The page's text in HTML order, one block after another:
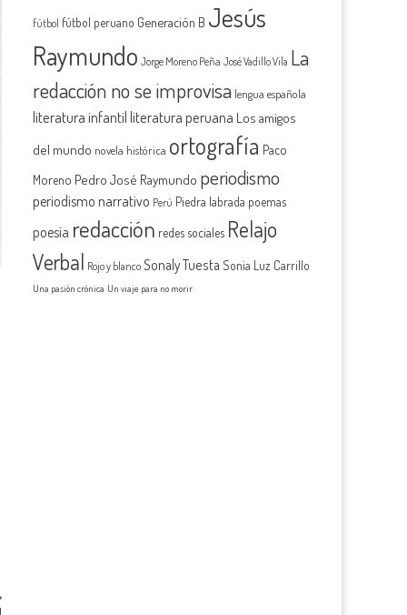
fútbol fútbol peruano Generación B Jesús
Raymundo Jorge Moreno Peña José Vadillo Vila La
redacción no se improvisa lengua española
literatura infantil literatura peruana Los amigos
del mundo novela histórica ortografía Paco
Moreno Pedro José Raymundo periodismo
periodismo narrativo Perú Piedra labrada poemas
poesía redacción redes sociales Relajo
Verbal Rojo y blanco Sonaly Tuesta Sonia Luz Carrillo
Una pasión crónica Un viaje para no morir